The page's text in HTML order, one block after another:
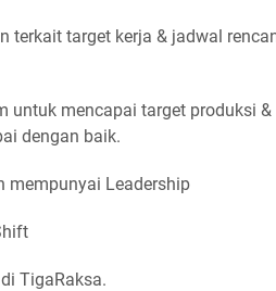
terkait target kerja & jadwal
untuk mencapai target produksi
dengan baik.
mempunyai Leadership
TigaRaksa.